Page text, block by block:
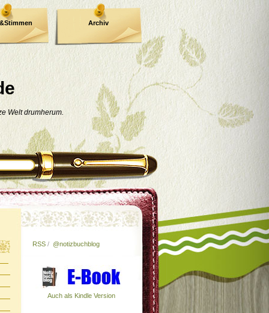
Welt drumherum.
Archiv
RSS / @notizbuchblog
Auch als Kindle Version